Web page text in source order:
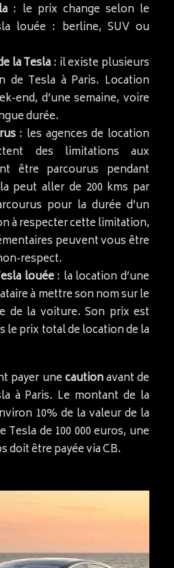
: le prix change selon le
louée : berline, SUV ou
la Tesla: il existe plusieurs
de Tesla à Paris. Location
end, d’une semaine, voire
durée.
: les agences de location
des limitations aux
être parcourus pendant
peut aller de 200 kms par
pour la durée d’un
à respecter cette limitation,
peuvent vous être
respect.
louée: la location d’une
à mettre son nom sur le
de la voiture. Son prix est
le prix total de location de la
payer unecautionavant de
à Paris. Le montant de la
10% de la valeur de la
de 100 000 euros, une
doit être payée via CB.